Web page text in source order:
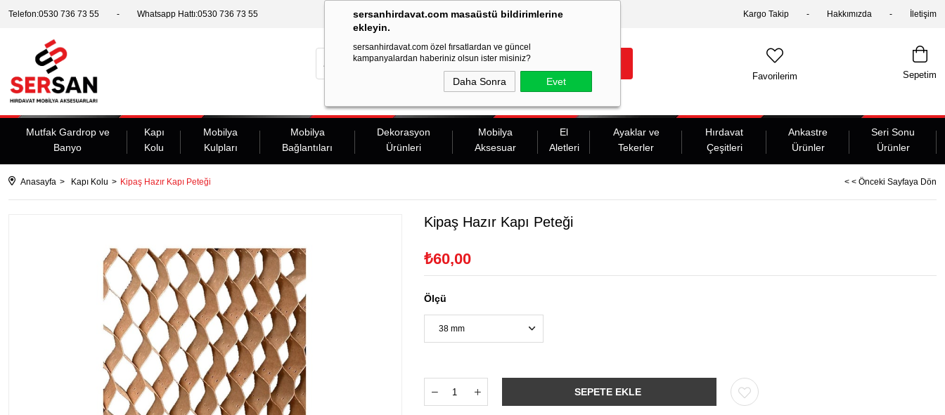
sersanhirdavat.com masaüstü bildirimlerine
ekleyin.
sersanhirdavat.com özel fırsatlardan ve güncel
kampanyalardan haberiniz olsun ister misiniz?
Daha Sonra Evet
Telefon:0530 736 73 55 Whatsapp Hattı:0530 736 73 55 Kargo Takip Hakkımızda İletişim
Sepetim
Favorilerim
Mutfak Gardrop ve
Banyo
Kapı
Kolu
Mobilya
Kulpları
Mobilya
Bağlantıları
Dekorasyon
Ürünleri
Mobilya
Aksesuar
El
Aletleri
Ayaklar ve
Tekerler
Hırdavat
Çeşitleri
Ankastre
Ürünler
Seri Sonu
Ürünler
Anasayfa Kapı Kolu Kipaş Hazır Kapı Peteği < < Önceki Sayfaya Dön
Kipaş Hazır Kapı Peteği
₺60,00
Ölçü